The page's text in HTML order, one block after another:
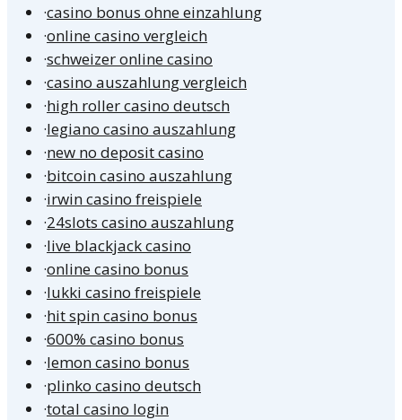
·casino bonus ohne einzahlung
·online casino vergleich
·schweizer online casino
·casino auszahlung vergleich
·high roller casino deutsch
·legiano casino auszahlung
·new no deposit casino
·bitcoin casino auszahlung
·irwin casino freispiele
·24slots casino auszahlung
·live blackjack casino
·online casino bonus
·lukki casino freispiele
·hit spin casino bonus
·600% casino bonus
·lemon casino bonus
·plinko casino deutsch
·total casino login